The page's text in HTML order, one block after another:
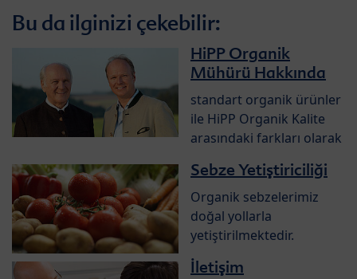
Bu da ilginizi çekebilir:
HiPP Organik
Mühürü Hakkında
standart organik ürünler
ile HiPP Organik Kalite
arasındaki farkları olarak
Sebze Yetiştiriciliği
Organik sebzelerimiz
doğal yollarla
yetiştirilmektedir.
İletişim